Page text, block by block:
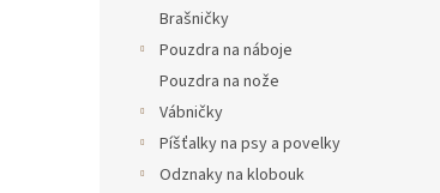
Brašničky
Pouzdra na náboje
Pouzdra na nože
Vábničky
Píšťalky na psy a povelky
Odznaky na klobouk